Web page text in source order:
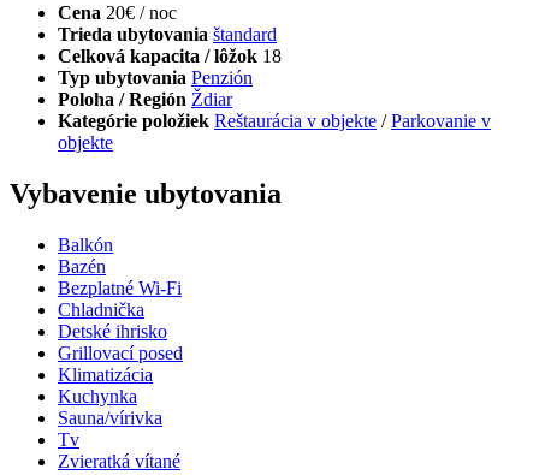
Cena 20€ / noc
Trieda ubytovania štandard
Celková kapacita / lôžok 18
Typ ubytovania Penzión
Poloha / Región Ždiar
Kategórie položiek Reštaurácia v objekte /Parkovanie v
objekte
Vybavenie ubytovania
Balkón
Bazén
Bezplatné Wi-Fi
Chladnička
Detské ihrisko
Grillovací posed
Klimatizácia
Kuchynka
Sauna/vírivka
Tv
Zvieratká vítané